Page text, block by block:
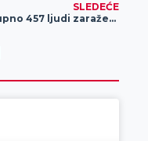
SLEDEĆE
Ukupno 457 ljudi zaraženo koronavirusom